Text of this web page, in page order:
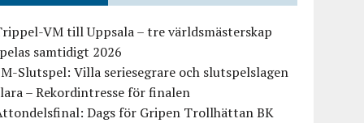
VM till Uppsala – tre världsmästerskap
samtidigt 2026
Slutspel: Villa seriesegrare och slutspelslagen
– Rekordintresse för finalen
Dags för Gripen Trollhättan BK